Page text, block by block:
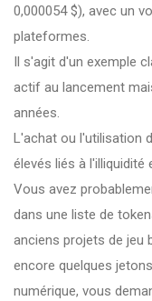
0,000054 $), avec un
plateformes.
Il s'agit d'un exemple
actif au lancement
années.
L'achat ou l'utilisation
élevés liés à l'illiquidité
Vous avez
dans une liste de
anciens projets de jeu
encore quelques jetons
numérique, vous